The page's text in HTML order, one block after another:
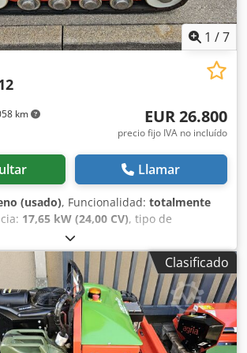
1 /7
km EUR 26.800
precio fijo IVA no incluído
Llamar
(usado), Funcionalidad: totalmente
17,65 kW (24,00 CV), tipo de
, combustible:
Año de fabricación:2023, AGRIA 9600 -
nuevo modelo !!! Credpfx Aexa Ar
controlada a distancia con
y mulching de 112 cm Esta AGRIA
2023, tiene solo 304 horas de uso
y se encuentra en muy buen estado
Clasificado